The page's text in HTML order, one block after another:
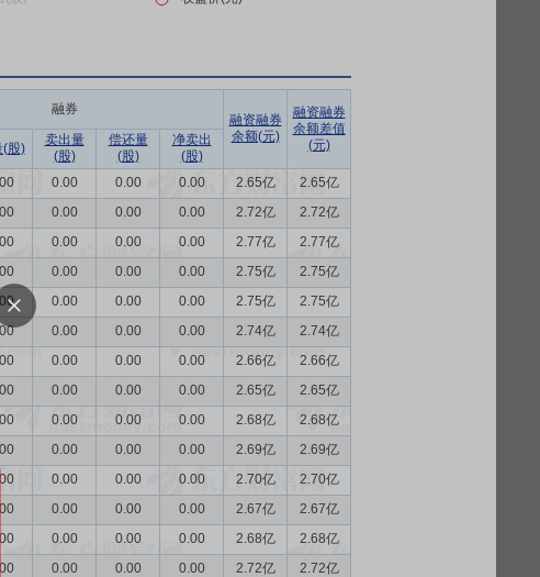
融券
融资融券
余额(元)
融资融券
余额差值
(元)
(股)
卖出量
(股)
偿还量
(股)
净卖出
(股)
0.00 0.00 0.00 2.65亿
2.65亿
0.00 0.00 0.00 2.72亿
2.72亿
0.00 0.00 0.00 2.77亿
2.77亿
0.00 0.00 0.00 2.75亿
2.75亿
0.00 0.00 0.00 2.75亿
2.75亿
0.00 0.00 0.00 2.74亿
2.74亿
0.00 0.00 0.00 2.66亿
2.66亿
0.00 0.00 0.00 2.65亿
2.65亿
0.00 0.00 0.00 2.68亿
2.68亿
0.00 0.00 0.00 2.69亿
2.69亿
0.00 0.00 0.00 2.70亿
2.70亿
0.00 0.00 0.00 2.67亿
2.67亿
0.00 0.00 0.00 2.68亿
2.68亿
0.00 0.00 0.00 2.72亿
2.72亿